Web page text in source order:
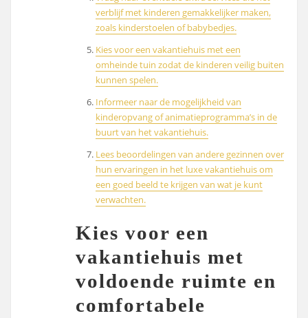
verblijf met kinderen gemakkelijker maken,
zoals kinderstoelen of babybedjes.
Kies voor een vakantiehuis met een
omheinde tuin zodat de kinderen veilig buiten
kunnen spelen.
Informeer naar de mogelijkheid van
kinderopvang of animatieprogramma’s in de
buurt van het vakantiehuis.
Lees beoordelingen van andere gezinnen over
hun ervaringen in het luxe vakantiehuis om
een goed beeld te krijgen van wat je kunt
verwachten.
Kies voor een
vakantiehuis met
voldoende ruimte en
comfortabele